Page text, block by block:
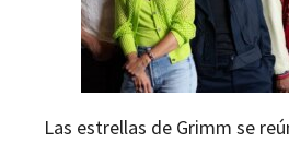
Las estrellas de Grimm se